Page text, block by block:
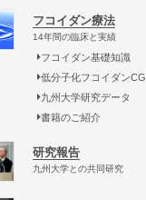
フコイダン療法
14年間の臨床と実績
フコイダン基礎知識
低分子化フコイダンCG
九州大学研究データ
書籍のご紹介
研究報告
九州大学との共同研究